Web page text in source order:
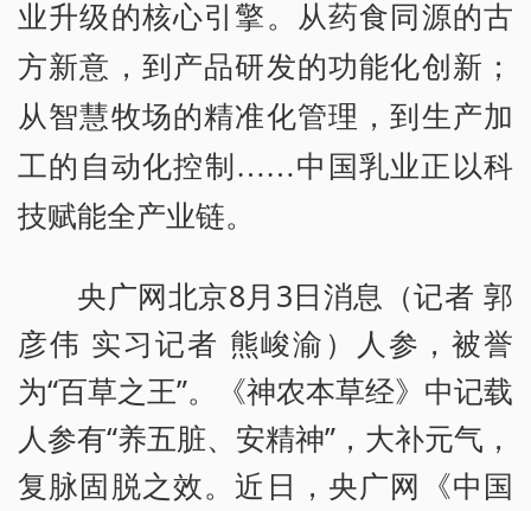
业升级的核心引擎。从药食同源的古
方新意，到产品研发的功能化创新；
从智慧牧场的精准化管理，到生产加
工的自动化控制……中国乳业正以科
技赋能全产业链。
央广网北京8月3日消息（记者 郭
彦伟 实习记者 熊峻渝）人参，被誉
为“百草之王”。《神农本草经》中记载
人参有“养五脏、安精神”，大补元气，
复脉固脱之效。近日，央广网《中国